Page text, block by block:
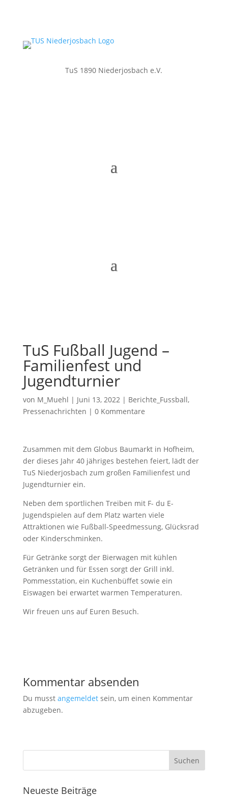
TuS 1890 Niederjosbach e.V.
TuS Fußball Jugend –
Familienfest und
Jugendturnier
von M_Muehl | Juni 13, 2022| Berichte_Fussball,
Pressenachrichten | 0 Kommentare
Zusammen mit dem Globus Baumarkt in Hofheim,
der dieses Jahr 40 jähriges bestehen feiert, lädt der
TuS Niederjosbach zum großen Familienfest und
Jugendturnier ein.
Neben dem sportlichen Treiben mit F- du E-
Jugendspielen auf dem Platz warten viele
Attraktionen wie Fußball-Speedmessung, Glücksrad
oder Kinderschminken.
Für Getränke sorgt der Bierwagen mit kühlen
Getränken und für Essen sorgt der Grill inkl.
Pommesstation, ein Kuchenbüffet sowie ein
Eiswagen bei erwartet warmen Temperaturen.
Wir freuen uns auf Euren Besuch.
Kommentar absenden
Du musst angemeldetsein, um einen Kommentar
abzugeben.
Neueste Beiträge